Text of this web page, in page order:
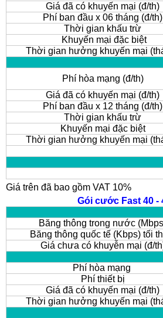
Giá đã có khuyến mại (đ/th)
Phí ban đầu x 06 tháng (đ/th)
Thời gian khấu trừ
Khuyến mại đặc biệt
Thời gian hưởng khuyến mại
Phí hòa mạng (đ/th)
Giá đã có khuyến mại (đ/th)
Phí ban đầu x 12 tháng (đ/th)
Thời gian khấu trừ
Khuyến mại đặc biệt
Thời gian hưởng khuyến mại
Giá trên đã bao gồm VAT 10%
Gói cước Fast 40 -
Băng thông trong nước
Băng thông quốc tế (Kbps) tối
Giá chưa có khuyễn mại (đ/
Phí hòa mạng
Phí thiết bị
Giá đã có khuyến mại (đ/th)
Thời gian hưởng khuyến mại